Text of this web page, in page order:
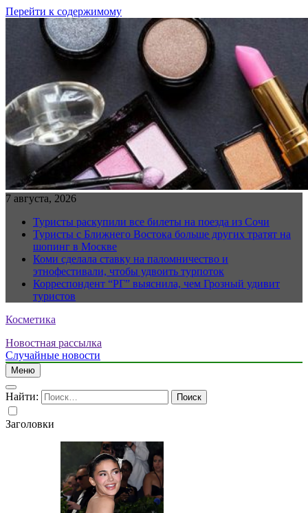
Перейти к содержимому
7 августа, 2026
Туристы раскупили все билеты на поезда из Сочи
Туристы с Ближнего Востока больше других тратят на
шопинг в Москве
Коми сделала ставку на паломничество и
этнофестивали, чтобы удвоить турпоток
Корреспондент “РГ” выяснила, чем Грозный удивит
туристов
Косметика
Новостная рассылка
Случайные новости
Меню
Найти:
Заголовки